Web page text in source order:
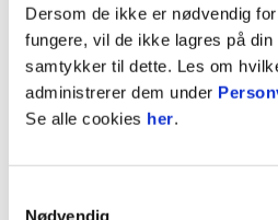
Dersom de ikke er nødvendig
fungere, vil de ikke lagres på
samtykker til dette. Les om
administrerer dem under
Se alle cookies her.
Nødvendig
ambisjonen min er at vi skal
før jeg forlater klubben.